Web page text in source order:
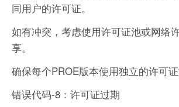
同用户的许可证。
如有冲突，考虑使用许可证池或网络
享。
确保每个PROE版本使用独立的许可证
错误代码-8：许可证过期